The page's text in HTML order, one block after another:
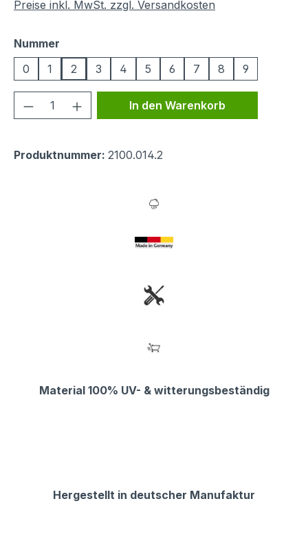
Preise inkl. MwSt. zzgl. Versandkosten
Nummer
0
1 2 3 4 5 6 7 8 9
Produkt Anzahl: Gib den
In den Warenkorb
Produktnummer: 2100.014.2
Material 100% UV- & witterungsbeständig
Hergestellt in deutscher Manufaktur